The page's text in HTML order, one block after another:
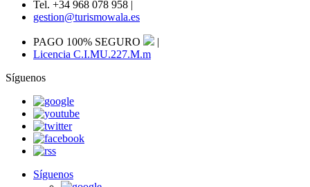
Tel. +34 968 078 958 |
gestion@turismowala.es
PAGO 100% SEGURO
|
Licencia C.I.MU.227.M.m
Síguenos
Síguenos